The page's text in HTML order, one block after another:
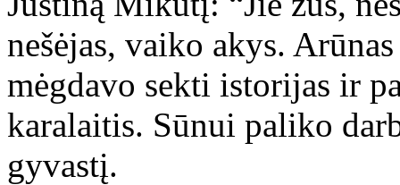
nešėjas, vaiko akys.
mėgdavo sekti istorijas ir
karalaitis. Sūnui paliko
gyvastį.